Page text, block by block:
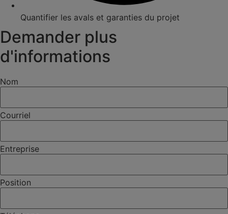
Quantifier les avals et garanties du projet
Demander plus
d'informations
Nom
Courriel
Entreprise
Position